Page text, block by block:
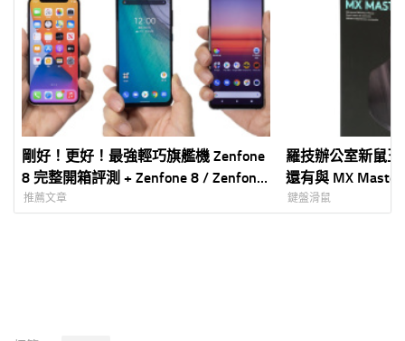
剛好！更好！最強輕巧旗艦機 Zenfone
8 完整開箱評測 + Zenfone 8 / Zenfone
8 Flip 怎麼選？
推薦文章
羅技辦公室新鼠
還有與 MX
享
鍵盤滑鼠